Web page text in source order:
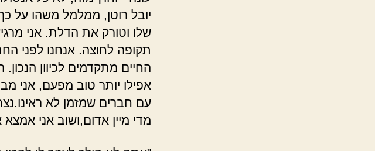
יובל רוטן, ממלמל משהו על
שלו וטורק את הדלת. אני
תקופה לחוצה. אנחנו לפני
החיים מתקדמים לכיוון הנכון.
אפילו יותר טוב מפעם, אני
עם חברים שמזמן לא
מדי מיין אדום,ושוב אני